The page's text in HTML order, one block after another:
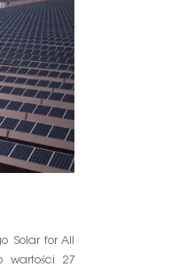
Solar for All
wartości 27